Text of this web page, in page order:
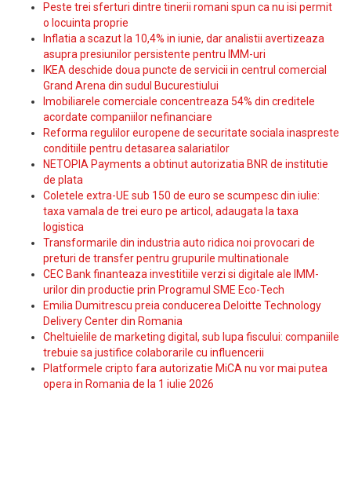
Peste trei sferturi dintre tinerii romani spun ca nu isi permit
o locuinta proprie
Inflatia a scazut la 10,4% in iunie, dar analistii avertizeaza
asupra presiunilor persistente pentru IMM-uri
IKEA deschide doua puncte de servicii in centrul comercial
Grand Arena din sudul Bucurestiului
Imobiliarele comerciale concentreaza 54% din creditele
acordate companiilor nefinanciare
Reforma regulilor europene de securitate sociala inaspreste
conditiile pentru detasarea salariatilor
NETOPIA Payments a obtinut autorizatia BNR de institutie
de plata
Coletele extra-UE sub 150 de euro se scumpesc din iulie:
taxa vamala de trei euro pe articol, adaugata la taxa
logistica
Transformarile din industria auto ridica noi provocari de
preturi de transfer pentru grupurile multinationale
CEC Bank finanteaza investitiile verzi si digitale ale IMM-
urilor din productie prin Programul SME Eco-Tech
Emilia Dumitrescu preia conducerea Deloitte Technology
Delivery Center din Romania
Cheltuielile de marketing digital, sub lupa fiscului: companiile
trebuie sa justifice colaborarile cu influencerii
Platformele cripto fara autorizatie MiCA nu vor mai putea
opera in Romania de la 1 iulie 2026